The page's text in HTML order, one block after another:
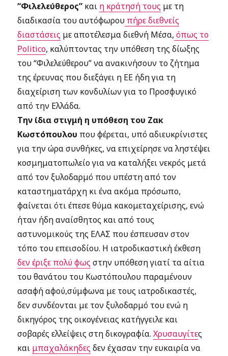
“Φιλελεύθερος” και η κράτησή τους με τη
διαδικασία του αυτόφωρου πήρε διεθνείς
διαστάσεις με αποτέλεσμα διεθνή Μέσα, όπως το
Politico, καλύπτοντας την υπόθεση της δίωξης
του “Φιλελεύθερου” να ανακινήσουν το ζήτημα
της έρευνας που διεξάγει η ΕΕ ήδη για τη
διαχείριση των κονδυλίων για το Προσφυγικό
από την Ελλάδα.
Την ίδια στιγμή η υπόθεση του Ζακ
Κωστόπουλου που φέρεται, υπό αδιευκρίνιστες
για την ώρα συνθήκες, να επιχείρησε να ληστέψει
κοσμηματοπωλείο για να καταλήξει νεκρός μετά
από τον ξυλοδαρμό που υπέστη από τον
καταστηματάρχη κι ένα ακόμα πρόσωπο,
φαίνεται ότι έπεσε θύμα κακομεταχείρισης, ενώ
ήταν ήδη αναίσθητος και από τους
αστυνομικούς της ΕΛΑΣ που έσπευσαν στον
τόπο του επεισοδίου. Η ιατροδικαστική έκθεση
δεν έριξε πολύ φως στην υπόθεση γιατί τα αίτια
του θανάτου του Κωστόπουλου παραμένουν
ασαφή αφού,σύμφωνα με τους ιατροδικαστές,
δεν συνδέονται με τον ξυλοδαρμό του ενώ η
δικηγόρος της οικογένειας κατήγγειλε και
σοβαρές ελλείψεις στη δικογραφία.Χρυσαυγίτες
και μπαχαλάκηδες δεν έχασαν την ευκαιρία να